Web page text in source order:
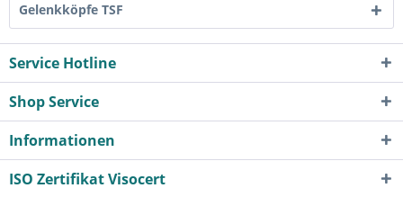
Gelenkköpfe TSF
Service Hotline
Shop Service
Informationen
ISO Zertifikat Visocert